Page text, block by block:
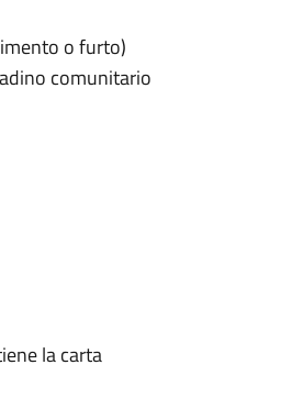
o furto)
comunitario
la carta